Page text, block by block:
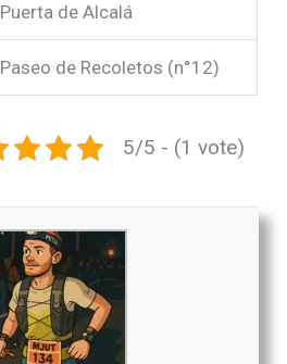
Puerta de Alcalá
Paseo de Recoletos (n°12)
5/5 - (1 vote)